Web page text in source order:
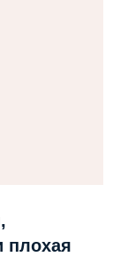
плохая